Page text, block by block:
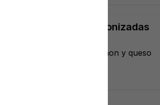
Sincronizadas
de Jamon y queso